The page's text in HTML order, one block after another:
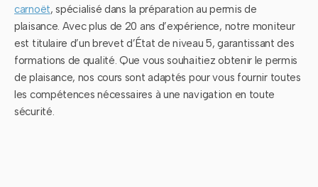
carnoët, spécialisé dans la préparation au permis de
plaisance. Avec plus de 20 ans d’expérience, notre moniteur
est titulaire d’un brevet d’État de niveau 5, garantissant des
formations de qualité. Que vous souhaitiez obtenir le permis
de plaisance, nos cours sont adaptés pour vous fournir toutes
les compétences nécessaires à une navigation en toute
sécurité.